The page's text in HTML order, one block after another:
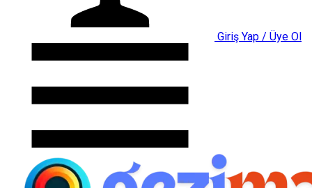
Giriş Yap / Üye Ol